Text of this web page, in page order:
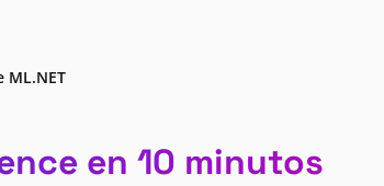
ML.NET
en 10 minutos